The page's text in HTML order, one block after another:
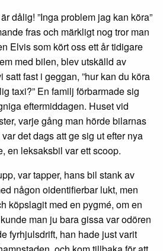
dålig! ”Inga problem jag kan köra”
fras och märkligt nog tror man
Elvis som kört oss ett år tidigare
med bilen, blev utskälld av
fast i geggan, ”hur kan du köra
taxi?” En familj förbarmade sig
eftermiddagen. Huset vid
varje gång man hörde bilarnas
det dags att ge sig ut efter nya
en leksaksbil var ett scoop.
var tapper, hans bil stank av
någon oidentifierbar lukt, men
köpslagit med en pygmé, om en
man ju bara gissa var odören
fyrhjulsdrift, han hade just varit